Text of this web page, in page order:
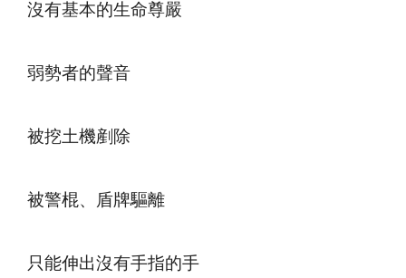
沒有基本的生命尊嚴
弱勢者的聲音
被挖土機剷除
被警棍、盾牌驅離
只能伸出沒有手指的手